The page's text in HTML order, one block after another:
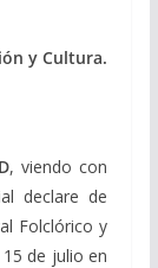
y Cultura.
, viendo con
declare de
Folclórico y
de julio en